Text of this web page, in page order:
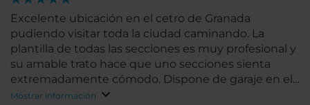
Excelente ubicación en el cetro de Granada
pudiendo visitar toda la ciudad caminando. La
plantilla de todas las secciones es muy profesional y
su amable trato hace que uno secciones sienta
extremadamente cómodo. Dispone de garaje en el
edificio con acceso directo a la recepción. Excelente
Mostrar información